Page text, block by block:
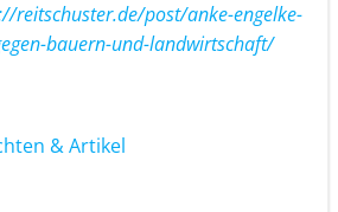
reitschuster.de/post/anke-engelke-
bauern-und-landwirtschaft/
& Artikel